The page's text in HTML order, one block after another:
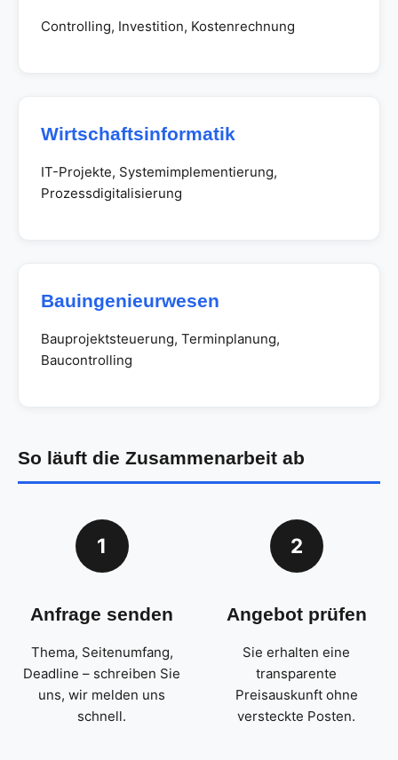
Controlling, Investition, Kostenrechnung
Wirtschaftsinformatik
IT-Projekte, Systemimplementierung,
Prozessdigitalisierung
Bauingenieurwesen
Bauprojektsteuerung, Terminplanung,
Baucontrolling
So läuft die Zusammenarbeit ab
1
Anfrage senden
Thema, Seitenumfang,
Deadline – schreiben Sie
uns, wir melden uns
schnell.
2
Angebot prüfen
Sie erhalten eine
transparente
Preisauskunft ohne
versteckte Posten.